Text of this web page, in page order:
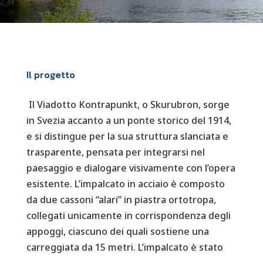
Il progetto
Il Viadotto Kontrapunkt, o Skurubron, sorge
in Svezia accanto a un ponte storico del 1914,
e si distingue per la sua struttura slanciata e
trasparente, pensata per integrarsi nel
paesaggio e dialogare visivamente con l’opera
esistente. L’impalcato in acciaio è composto
da due cassoni “alari” in piastra ortotropa,
collegati unicamente in corrispondenza degli
appoggi, ciascuno dei quali sostiene una
carreggiata da 15 metri. L’impalcato è stato